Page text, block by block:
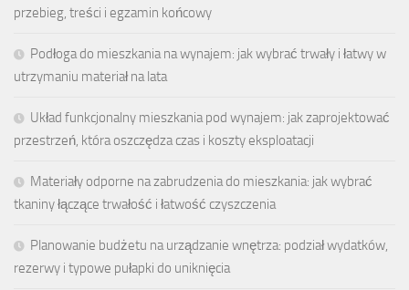
przebieg, treści i egzamin końcowy
Podłoga do mieszkania na wynajem: jak wybrać trwały i łatwy w
utrzymaniu materiał na lata
Układ funkcjonalny mieszkania pod wynajem: jak zaprojektować
przestrzeń, która oszczędza czas i koszty eksploatacji
Materiały odporne na zabrudzenia do mieszkania: jak wybrać
tkaniny łączące trwałość i łatwość czyszczenia
Planowanie budżetu na urządzanie wnętrza: podział wydatków,
rezerwy i typowe pułapki do uniknięcia